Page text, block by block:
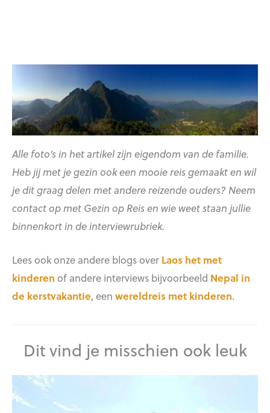
Alle foto’s in het artikel zijn eigendom van de familie.
Heb jij met je gezin ook een mooie reis gemaakt en wil
je dit graag delen met andere reizende ouders? Neem
contact op met Gezin op Reis en wie weet staan jullie
binnenkort in de interviewrubriek.
Lees ook onze andere blogs over Laos het met
kinderen of andere interviews bijvoorbeeld Nepal in
de kerstvakantie, een wereldreis met kinderen.
Dit vind je misschien ook leuk